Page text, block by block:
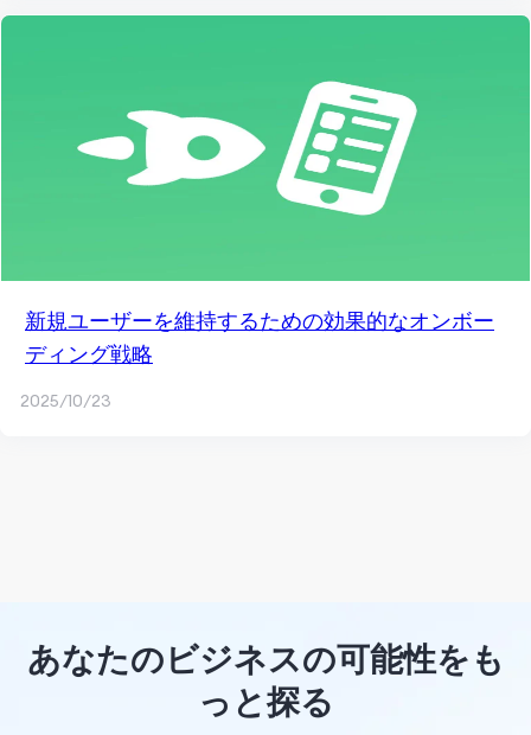
新規ユーザーを維持するための効果的なオンボー
ディング戦略
2025/10/23
あなたのビジネスの可能性をも
っと探る